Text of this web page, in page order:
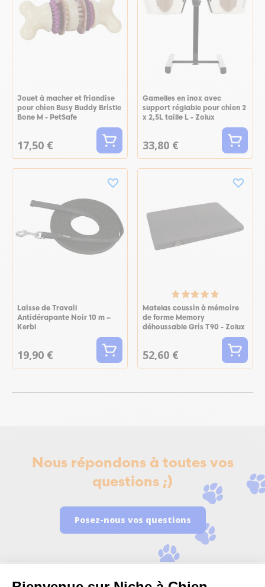
Jouet à macher et friandise
pour chien Busy Buddy Bristle
Bone M - PetSafe
17,50 €
Gamelles en inox avec
support réglable pour chien 2
x 2,5L taille L - Zolux
33,80 €
Laisse de Travail
Antidérapante Noir 10 m –
Kerbl
19,90 €
Matelas coussin à mémoire
de forme Memory
déhoussable Gris T90 - Zolux
52,60 €
Nous répondons à toutes vos
questions ;)
Posez-nous vos questions